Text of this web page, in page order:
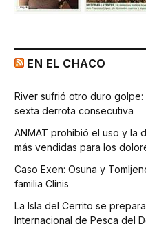
EN EL CHACO
River sufrió otro duro
sexta derrota consecutiva
ANMAT prohibió el uso y la
más vendidas para los
Caso Exen: Osuna y
familia Clinis
La Isla del Cerrito se
Internacional de Pesca del